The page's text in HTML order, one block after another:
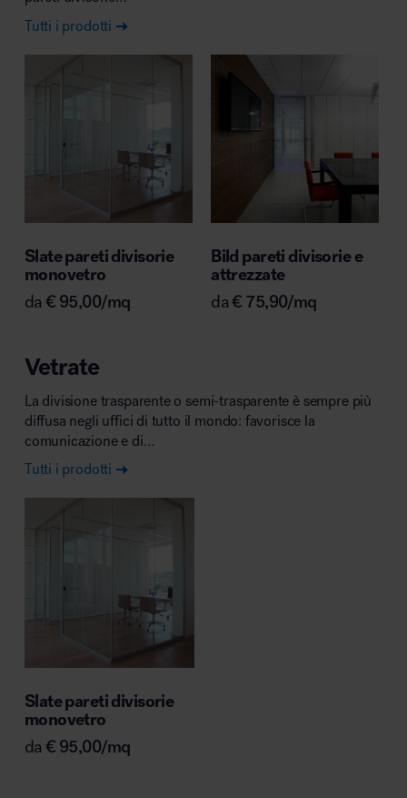
Tutti i prodotti
Slate pareti divisorie
monovetro
da€ 95,00/mq
Bild pareti divisorie e
attrezzate
da€ 75,90/mq
Vetrate
La divisione trasparente o semi-trasparente è sempre più
diffusa negli uffici di tutto il mondo: favorisce la
comunicazione e di…
Tutti i prodotti
Slate pareti divisorie
monovetro
da€ 95,00/mq